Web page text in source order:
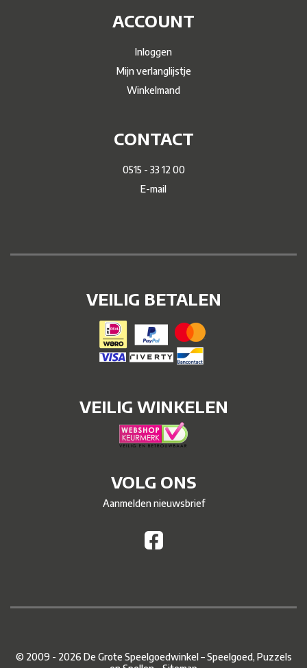
ACCOUNT
Inloggen
Mijn verlanglijstje
Winkelmand
CONTACT
0515 - 33 12 00
E-mail
VEILIG BETALEN
VEILIG WINKELEN
VOLG ONS
Aanmelden nieuwsbrief
© 2009 - 2026 De Grote Speelgoedwinkel – Speelgoed, Puzzels